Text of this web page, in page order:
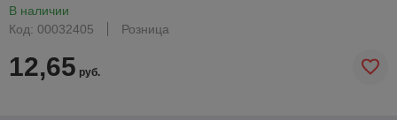
В наличии
Код: 00032405
Розница
12,65 руб.